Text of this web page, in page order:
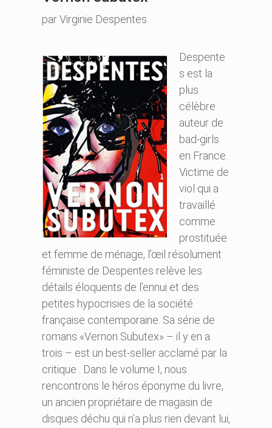
par Virginie Despentes.
Despente
s est la
plus
célèbre
auteur de
bad-girls
en France.
Victime de
viol qui a
travaillé
comme
prostituée
et femme de ménage, l’œil résolument
féministe de Despentes relève les
détails éloquents de l’ennui et des
petites hypocrisies de la société
française contemporaine. Sa série de
romans «Vernon Subutex» – il y en a
trois – est un best-seller acclamé par la
critique . Dans le volume I, nous
rencontrons le héros éponyme du livre,
un ancien propriétaire de magasin de
disques déchu qui n’a plus rien devant lui,